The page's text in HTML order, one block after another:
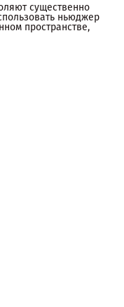
существенно
ньюджер
пространстве,